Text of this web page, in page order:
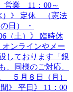
営業 11：00～
）》 定休 （憲法
日） ・
（土）》 臨時休
ンラインやメー
しております「銀
、同様のご対応、
５月８日（月）
》 平日》 11：00